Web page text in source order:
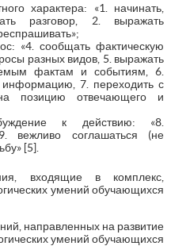
характера: «1. начинать,
разговор, 2. выражать
«4. сообщать фактическую
разных видов, 5. выражать
фактам и событиям, 6.
7. переходить с
позицию отвечающего и
к действию: «8.
вежливо соглашаться (не
[5].
входящие в комплекс,
умений обучающихся
направленных на развитие
умений обучающихся